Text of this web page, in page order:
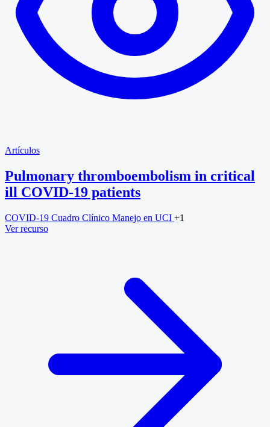
Artículos
Pulmonary thromboembolism in critical
ill COVID-19 patients
COVID-19 Cuadro Clínico Manejo en UCI +1
Ver recurso